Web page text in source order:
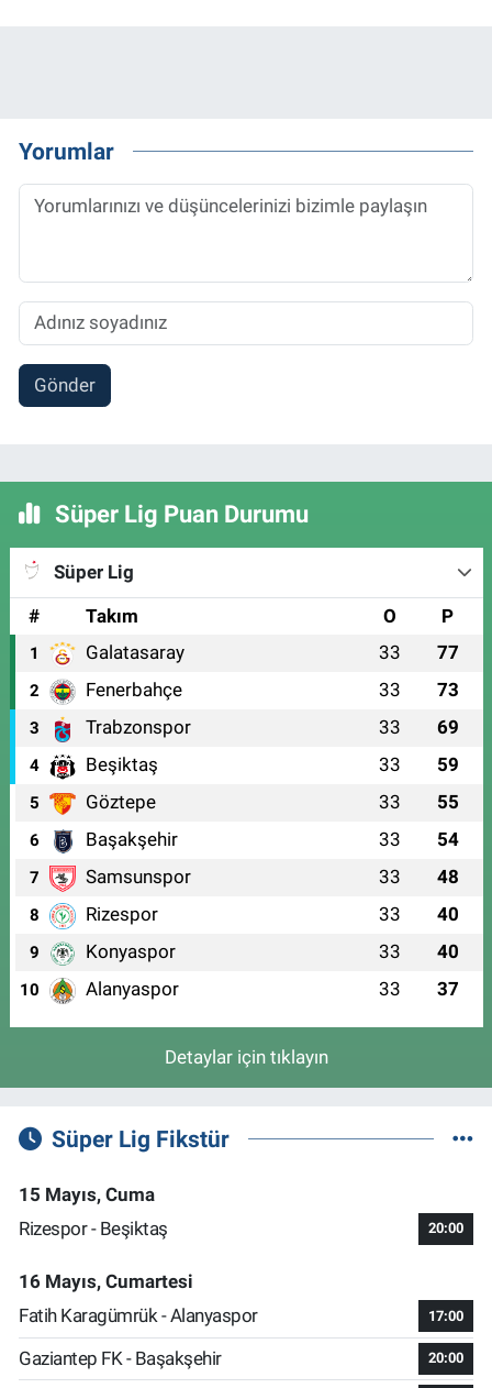
Yorumlar
Gönder
Süper Lig Puan Durumu
Süper Lig
#
Takım O P
1 Galatasaray 33 77
2 Fenerbahçe 33 73
3 Trabzonspor 33 69
4 Beşiktaş 33 59
5 Göztepe 33 55
6 Başakşehir 33 54
7 Samsunspor 33 48
8 Rizespor 33 40
9 Konyaspor 33 40
10 Alanyaspor 33 37
Detaylar için tıklayın
Süper Lig Fikstür
15 Mayıs, Cuma
Rizespor - Beşiktaş
20:00
16 Mayıs, Cumartesi
Fatih Karagümrük - Alanyaspor
17:00
Gaziantep FK - Başakşehir 20:00